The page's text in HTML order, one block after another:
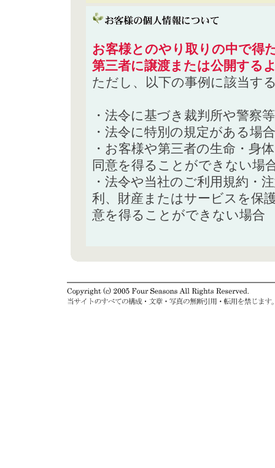
お客様とのやり取りの中で得
第三者に譲渡または公開する
ただし、以下の事例に該当す
・法令に基づき裁判所や警察
・法令に特別の規定がある場合
・お客様や第三者の生命・身
同意を得ることができない場
・法令や当社のご利用規約・
利、財産またはサービスを保
意を得ることができない場合